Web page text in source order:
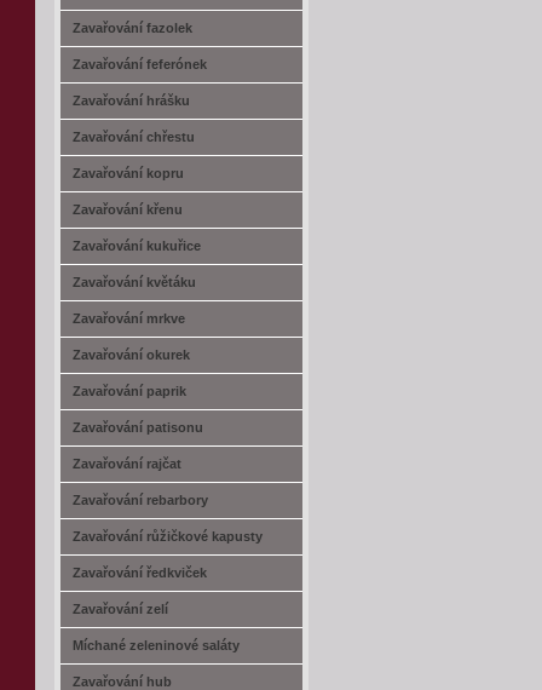
Zavařování fazolek
Zavařování feferónek
Zavařování hrášku
Zavařování chřestu
Zavařování kopru
Zavařování křenu
Zavařování kukuřice
Zavařování květáku
Zavařování mrkve
Zavařování okurek
Zavařování paprik
Zavařování patisonu
Zavařování rajčat
Zavařování rebarbory
Zavařování růžičkové kapusty
Zavařování ředkviček
Zavařování zelí
Míchané zeleninové saláty
Zavařování hub